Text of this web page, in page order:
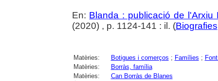
En: Blanda : publicació de l'Arxiu
(2020) , p. 1124-141 : il. (Biografies
Matèries: Botigues i comerços ; Famílies ;
Matèries:
Borràs, família
Matèries:
Can Borràs de Blanes